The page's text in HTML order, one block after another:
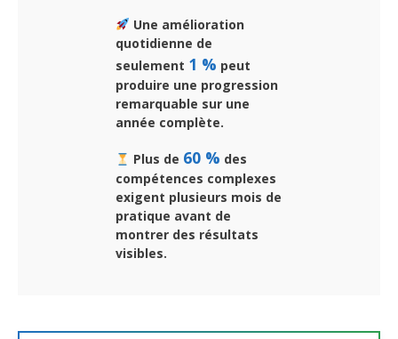
Une amélioration
quotidienne de
seulement 1 % peut
produire une progression
remarquable sur une
année complète.
Plus de 60 % des
compétences complexes
exigent plusieurs mois de
pratique avant de
montrer des résultats
visibles.